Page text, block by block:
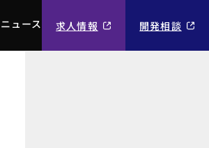
ニュース
求人情報 開発相談